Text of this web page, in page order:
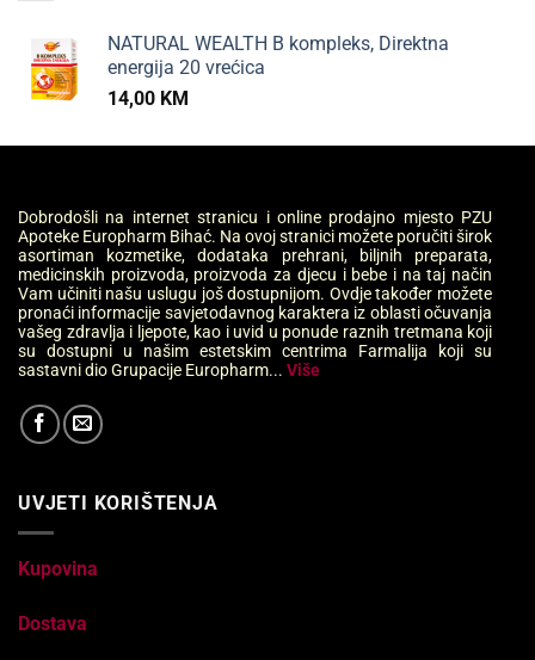
NATURAL WEALTH B kompleks, Direktna
energija 20 vrećica
14,00 KM
Dobrodošli na internet stranicu i online prodajno mjesto PZU
Apoteke Europharm Bihać. Na ovoj stranici možete poručiti širok
asortiman kozmetike, dodataka prehrani, biljnih preparata,
medicinskih proizvoda, proizvoda za djecu i bebe i na taj način
Vam učiniti našu uslugu još dostupnijom. Ovdje također možete
pronaći informacije savjetodavnog karaktera iz oblasti očuvanja
vašeg zdravlja i ljepote, kao i uvid u ponude raznih tretmana koji
su dostupni u našim estetskim centrima Farmalija koji su
sastavni dio Grupacije Europharm... Više
UVJETI KORIŠTENJA
Kupovina
Dostava